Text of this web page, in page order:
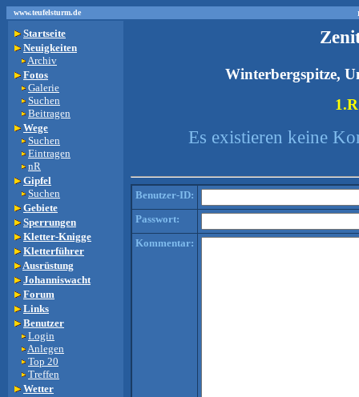
www.teufelsturm.de
Startseite
Neuigkeiten
Archiv
Fotos
Galerie
Suchen
Beitragen
Wege
Suchen
Eintragen
nR
Gipfel
Suchen
Gebiete
Sperrungen
Kletter-Knigge
Kletterführer
Ausrüstung
Johanniswacht
Forum
Links
Benutzer
Login
Anlegen
Top 20
Treffen
Wetter
Winterbergspitze,
Es existieren keine
Benutzer-ID:
Passwort:
Kommentar: